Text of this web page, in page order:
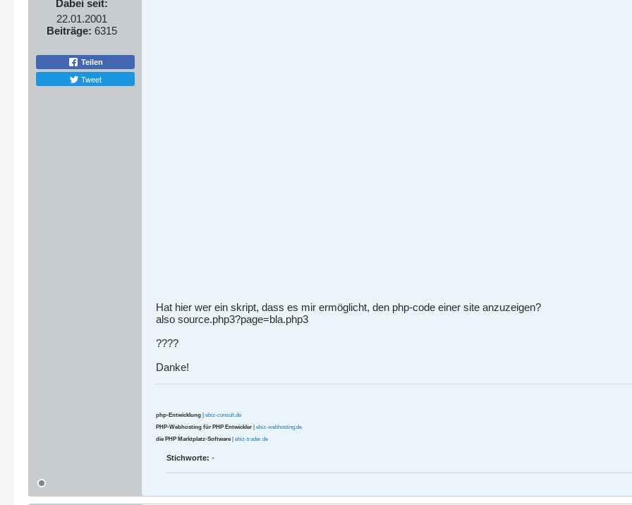
Dabei seit:
22.01.2001
Beiträge: 6315
Teilen
Tweet
Hat hier wer ein skript, dass es mir ermöglicht, den php-code einer site anzuzeigen?
also source.php3?page=bla.php3
????
Danke!
php-Entwicklung
ebiz-consult.de
PHP-Webhosting für PHP Entwickler
ebiz-webhosting.de
die PHP Marktplatz-Software
ebiz-trader.de
Stichworte: -